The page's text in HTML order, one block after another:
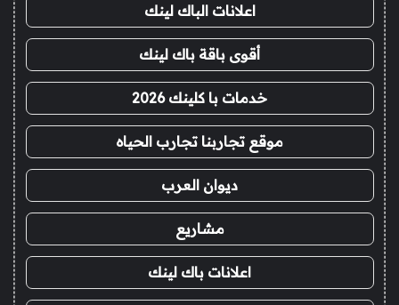
اعلانات الباك لينك
أقوى باقة باك لينك
خدمات با كلينك 2026
موقع تجاربنا تجارب الحياه
ديوان العرب
مشاريع
اعلانات باك لينك